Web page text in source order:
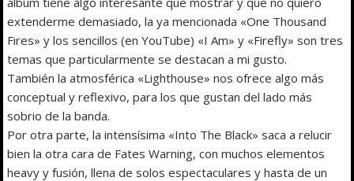
extenderme demasiado, la ya mencionada «One Thousand
Fires» y los sencillos (en YouTube) «I Am» y «Firefly» son tres
temas que particularmente se destacan a mi gusto.
También la atmosférica «Lighthouse» nos ofrece algo más
conceptual y reflexivo, para los que gustan del lado más
sobrio de la banda.
Por otra parte, la intensísima «Into The Black» saca a relucir
bien la otra cara de Fates Warning, con muchos elementos
heavy y fusión, llena de solos espectaculares y hasta de un